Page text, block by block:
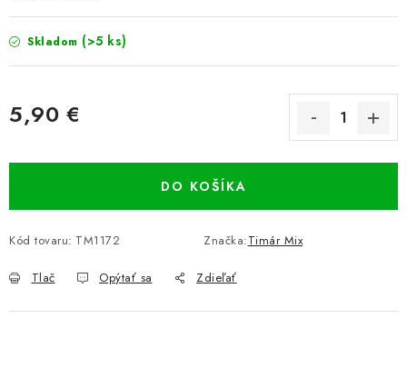
Skladom (>5 ks)
5,90 €
DO KOŠÍKA
Kód tovaru: TM1172 Značka:Timár Mix
Tlač Opýtať sa Zdieľať